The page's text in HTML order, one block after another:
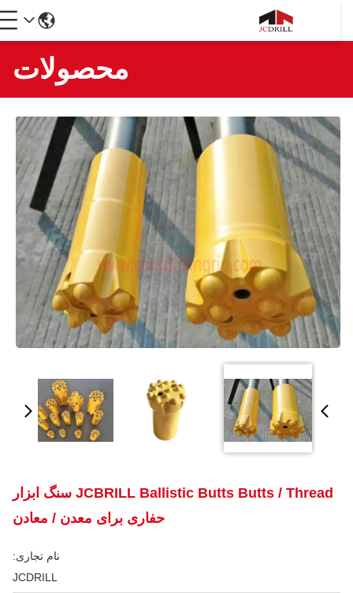
محصولات
JCBRILL Ballistic Butts Butts / Thread سنگ ابزار
حفاری برای معدن / معادن
نام تجاری:
JCDRILL